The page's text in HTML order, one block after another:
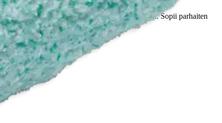
on erittäin hyvä ja maalausjälki erinomainen. Sopii parhaiten